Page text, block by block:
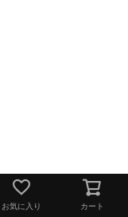
お気に入り カート